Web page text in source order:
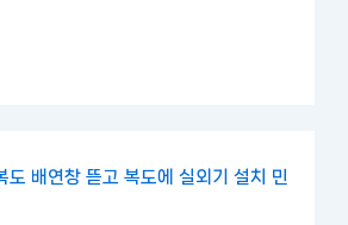
도 배연창 뜯고 복도에 실외기 설치 민